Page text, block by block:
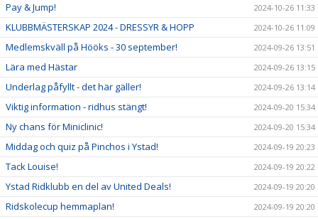
Pay & Jump! 2024-10-26 11:33
KLUBBMÄSTERSKAP 2024 - DRESSYR & HOPP 2024-10-26 11:09
Medlemskväll på Hööks - 30 september! 2024-09-26 13:51
Lära med Hästar 2024-09-26 13:15
Underlag påfyllt - det här gäller! 2024-09-26 13:14
Viktig information - ridhus stängt! 2024-09-20 15:34
Ny chans för Miniclinic! 2024-09-20 15:34
Middag och quiz på Pinchos i Ystad! 2024-09-19 20:23
Tack Louise! 2024-09-19 20:22
Ystad Ridklubb en del av United Deals! 2024-09-19 20:20
Ridskolecup hemmaplan! 2024-09-19 20:20